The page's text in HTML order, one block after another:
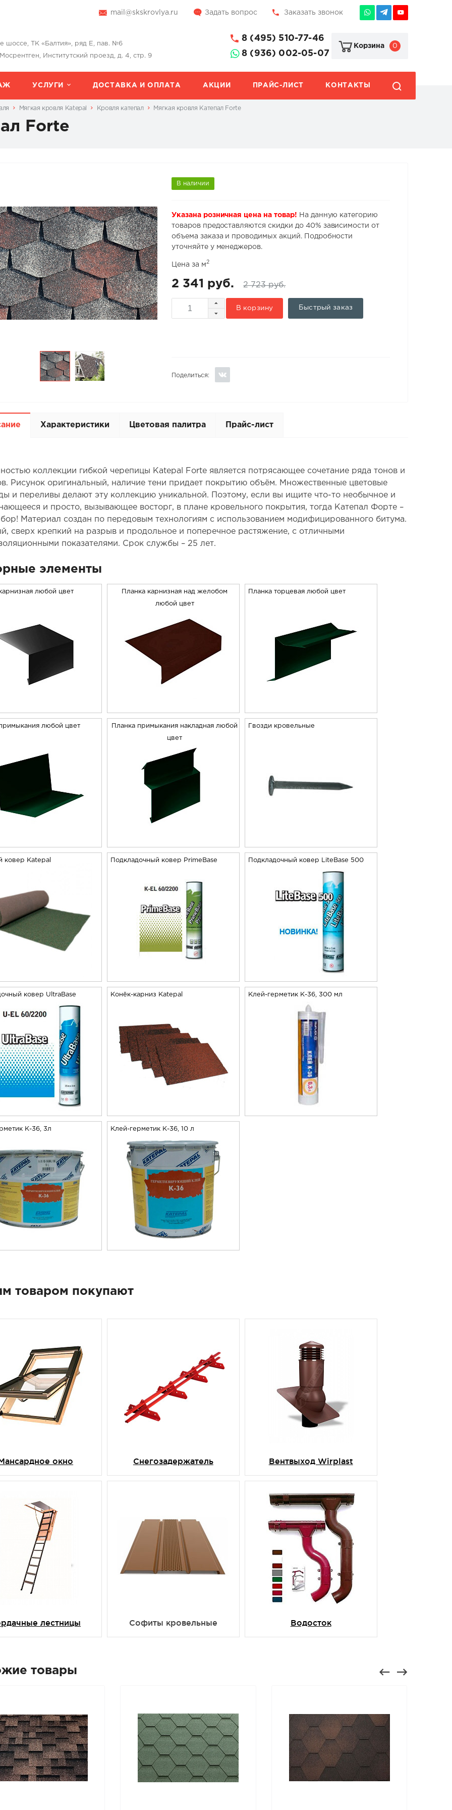
mail@skskrovlya.ru Задать вопрос Заказать звонок
шоссе, ТК «Балтия», ряд Е, пав. №6
Институтский проезд, д. 4, стр. 9
8 (495) 510-77-46
8 (936) 002-05-07
Корзина 0
УСЛУГИ ДОСТАВКА И ОПЛАТА АКЦИИ ПРАЙС-ЛИСТ КОНТАКТЫ
Мягкая кровля Katepal Кровля катепал Мягкая кровля Катепал Forte
Forte
В наличии
Указана розничная цена на товар! На данную категорию
товаров предоставляются скидки до 40% зависимости от
объема заказа и проводимых акций. Подробности
уточняйте у менеджеров.
Цена за м2
2 341 руб. 2 723 руб.
В корзину Быстрый заказ
Поделиться:
Характеристики Цветовая палитра Прайс-лист
коллекции гибкой черепицы Katepal Forte является потрясающее сочетание ряда тонов и
Рисунок оригинальный, наличие тени придает покрытию объём. Множественные цветовые
и переливы делают эту коллекцию уникальной. Поэтому, если вы ищите что-то необычное и
и просто, вызывающее восторг, в плане кровельного покрытия, тогда Катепал Форте –
Материал создан по передовым технологиям с использованием модифицированного битума.
сверх крепкий на разрыв и продольное и поперечное растяжение, с отличными
показателями. Срок службы – 25 лет.
элементы
любой цвет Планка карнизная над желобом
любой цвет
Планка торцевая любой цвет
любой цвет Планка примыкания накладная любой
цвет
Гвозди кровельные
ковер Katepal Подкладочный ковер PrimeBase Подкладочный ковер LiteBase 500
ковер UltraBase Конёк-карниз Katepal Клей-герметик К-36, 300 мл
К-36, 3л Клей-герметик К-36, 10 л
товаром покупают
окно Снегозадержатель Вентвыход Wirplast
лестницы Софиты кровельные Водосток
товары